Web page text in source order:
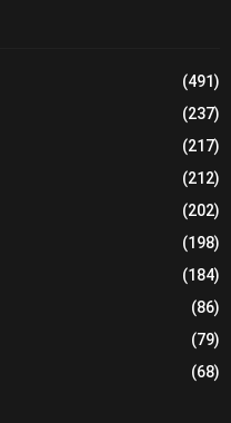
(491)
(237)
(217)
(212)
(202)
(198)
(184)
(86)
(79)
(68)